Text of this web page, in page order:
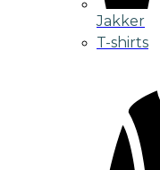
Jakker
T-shirts